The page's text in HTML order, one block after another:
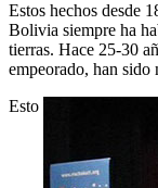
Estos hechos desde
Bolivia siempre ha
tierras. Hace 25-30
empeorado, han sido
Esto